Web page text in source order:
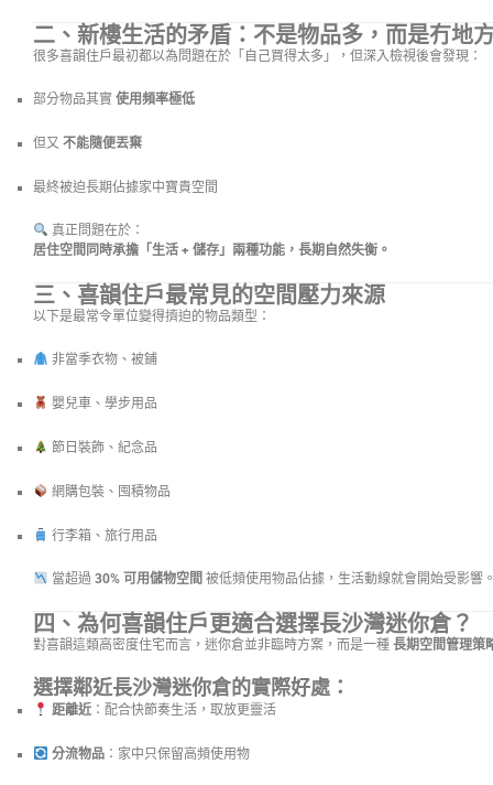
二、新樓生活的矛盾：不是物品多，而是冇地
很多喜韻住戶最初都以為問題在於「自己買得太多」，但深入檢視後會發現：
部分物品其實 使用頻率極低
但又 不能隨便丟棄
最終被迫長期佔據家中寶貴空間
真正問題在於：
居住空間同時承擔「生活 + 儲存」兩種功能，長期自然失衡。
三、喜韻住戶最常見的空間壓力來源
以下是最常令單位變得擠迫的物品類型：
非當季衣物、被鋪
嬰兒車、學步用品
節日裝飾、紀念品
網購包裝、囤積物品
行李箱、旅行用品
當超過 30% 可用儲物空間 被低頻使用物品佔據，生活動線就會開始受影響
四、為何喜韻住戶更適合選擇長沙灣迷你倉？
對喜韻這類高密度住宅而言，迷你倉並非臨時方案，而是一種 長期空間管理策
選擇鄰近長沙灣迷你倉的實際好處：
距離近：配合快節奏生活，取放更靈活
分流物品：家中只保留高頻使用物